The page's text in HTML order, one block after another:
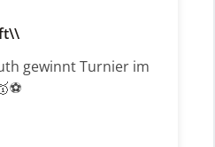
gewinnt Turnier im